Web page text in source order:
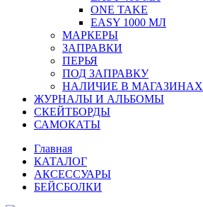
ONE TAKE
EASY 1000 МЛ
МАРКЕРЫ
ЗАПРАВКИ
ПЕРЬЯ
ПОД ЗАПРАВКУ
НАЛИЧИЕ В МАГАЗИНАХ
ЖУРНАЛЫ И АЛЬБОМЫ
СКЕЙТБОРДЫ
САМОКАТЫ
Главная
КАТАЛОГ
АКСЕССУАРЫ
БЕЙСБОЛКИ